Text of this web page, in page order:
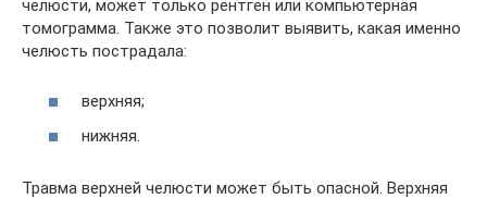
челюсти, может только рентген или компьютерная
томограмма. Также это позволит выявить, какая именно
челюсть пострадала:
верхняя;
нижняя.
Травма верхней челюсти может быть опасной. Верхняя